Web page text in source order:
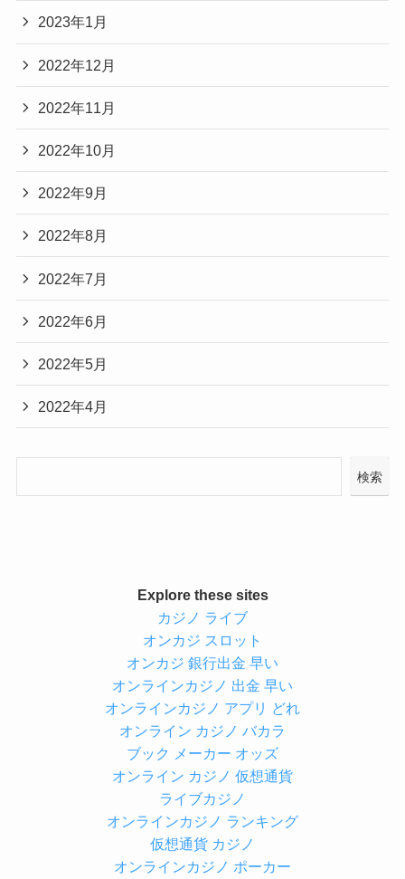
2023年1月
2022年12月
2022年11月
2022年10月
2022年9月
2022年8月
2022年7月
2022年6月
2022年5月
2022年4月
検索
Explore these sites
カジノ ライブ
オンカジ スロット
オンカジ 銀行出金 早い
オンラインカジノ 出金 早い
オンラインカジノ アプリ どれ
オンライン カジノ バカラ
ブック メーカー オッズ
オンライン カジノ 仮想通貨
ライブカジノ
オンラインカジノ ランキング
仮想通貨 カジノ
オンラインカジノ ポーカー